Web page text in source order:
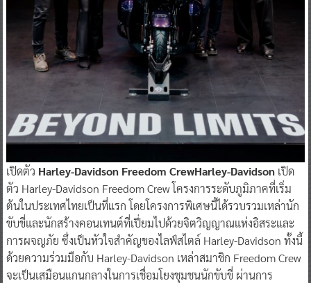
เปิดตัว Harley-Davidson Freedom CrewHarley-Davidsonเปิด
ตัว Harley-Davidson Freedom Crew โครงการระดับภูมิภาคที่เริ่ม
ต้นในประเทศไทยเป็นที่แรก โดยโครงการพิเศษนี้ได้รวบรวมเหล่านัก
ขับขี่และนักสร้างคอนเทนต์ที่เปี่ยมไปด้วยจิตวิญญาณแห่งอิสระและ
การผจญภัย ซึ่งเป็นหัวใจสำคัญของไลฟ์สไตล์ Harley-Davidson ทั้งนี้
ด้วยความร่วมมือกับ Harley-Davidson เหล่าสมาชิก Freedom Crew
จะเป็นเสมือนแกนกลางในการเชื่อมโยงชุมชนนักขับขี่ ผ่านการ